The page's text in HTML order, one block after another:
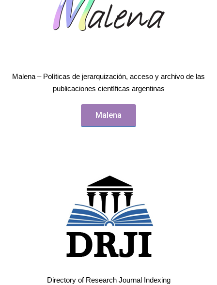
Malena – Políticas de jerarquización, acceso y archivo de las
publicaciones científicas argentinas
Malena
Directory of Research Journal Indexing